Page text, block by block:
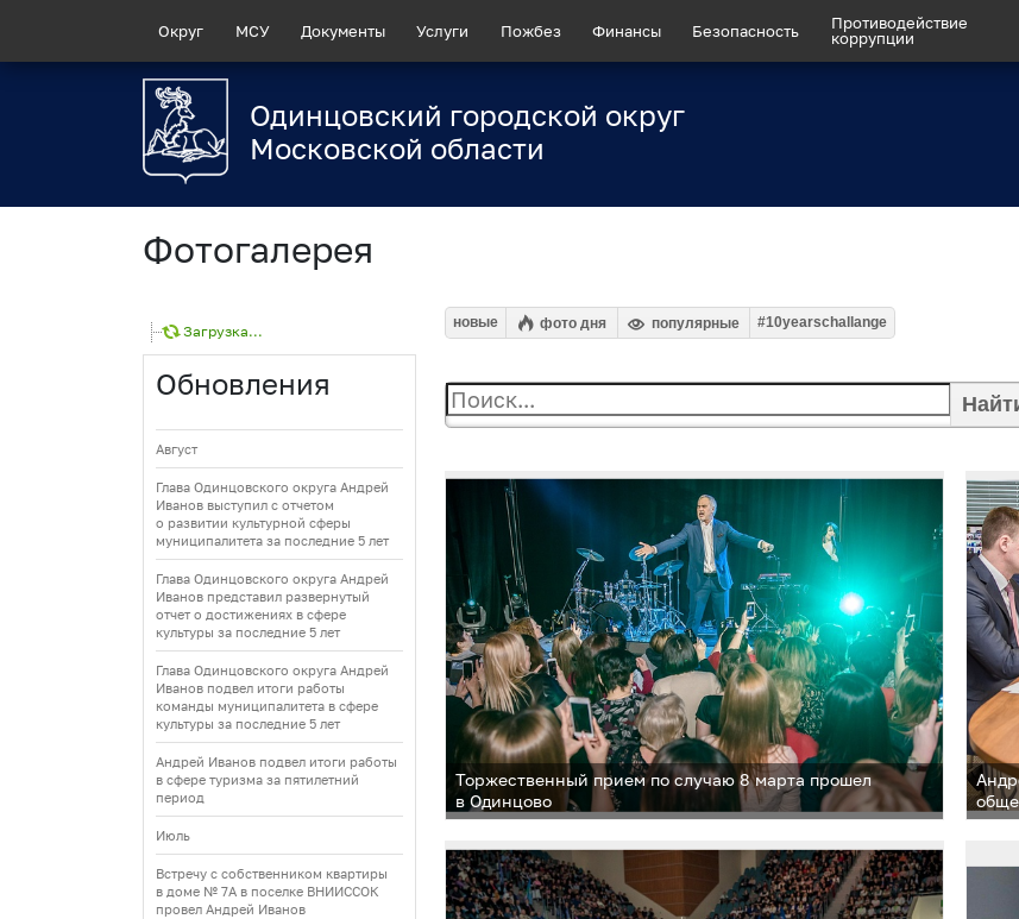
Округ МСУ Документы Услуги Пожбез Финансы Безопасность
Противодействие
коррупции
Одинцовский городской округ
Московской области
Фотогалерея
Загрузка...
Обновления
Август
Глава Одинцовского округа Андрей
Иванов выступил с отчетом
о развитии культурной сферы
муниципалитета за последние 5 лет
Глава Одинцовского округа Андрей
Иванов представил развернутый
отчет о достижениях в сфере
культуры за последние 5 лет
Глава Одинцовского округа Андрей
Иванов подвел итоги работы
команды муниципалитета в сфере
культуры за последние 5 лет
Андрей Иванов подвел итоги работы
в сфере туризма за пятилетний
период
Июль
Встречу с собственником квартиры
в доме № 7А в поселке ВНИИССОК
провел Андрей Иванов
новые фото дня популярные #10yearschallange
Торжественный прием по случаю 8 марта прошел
в Одинцово